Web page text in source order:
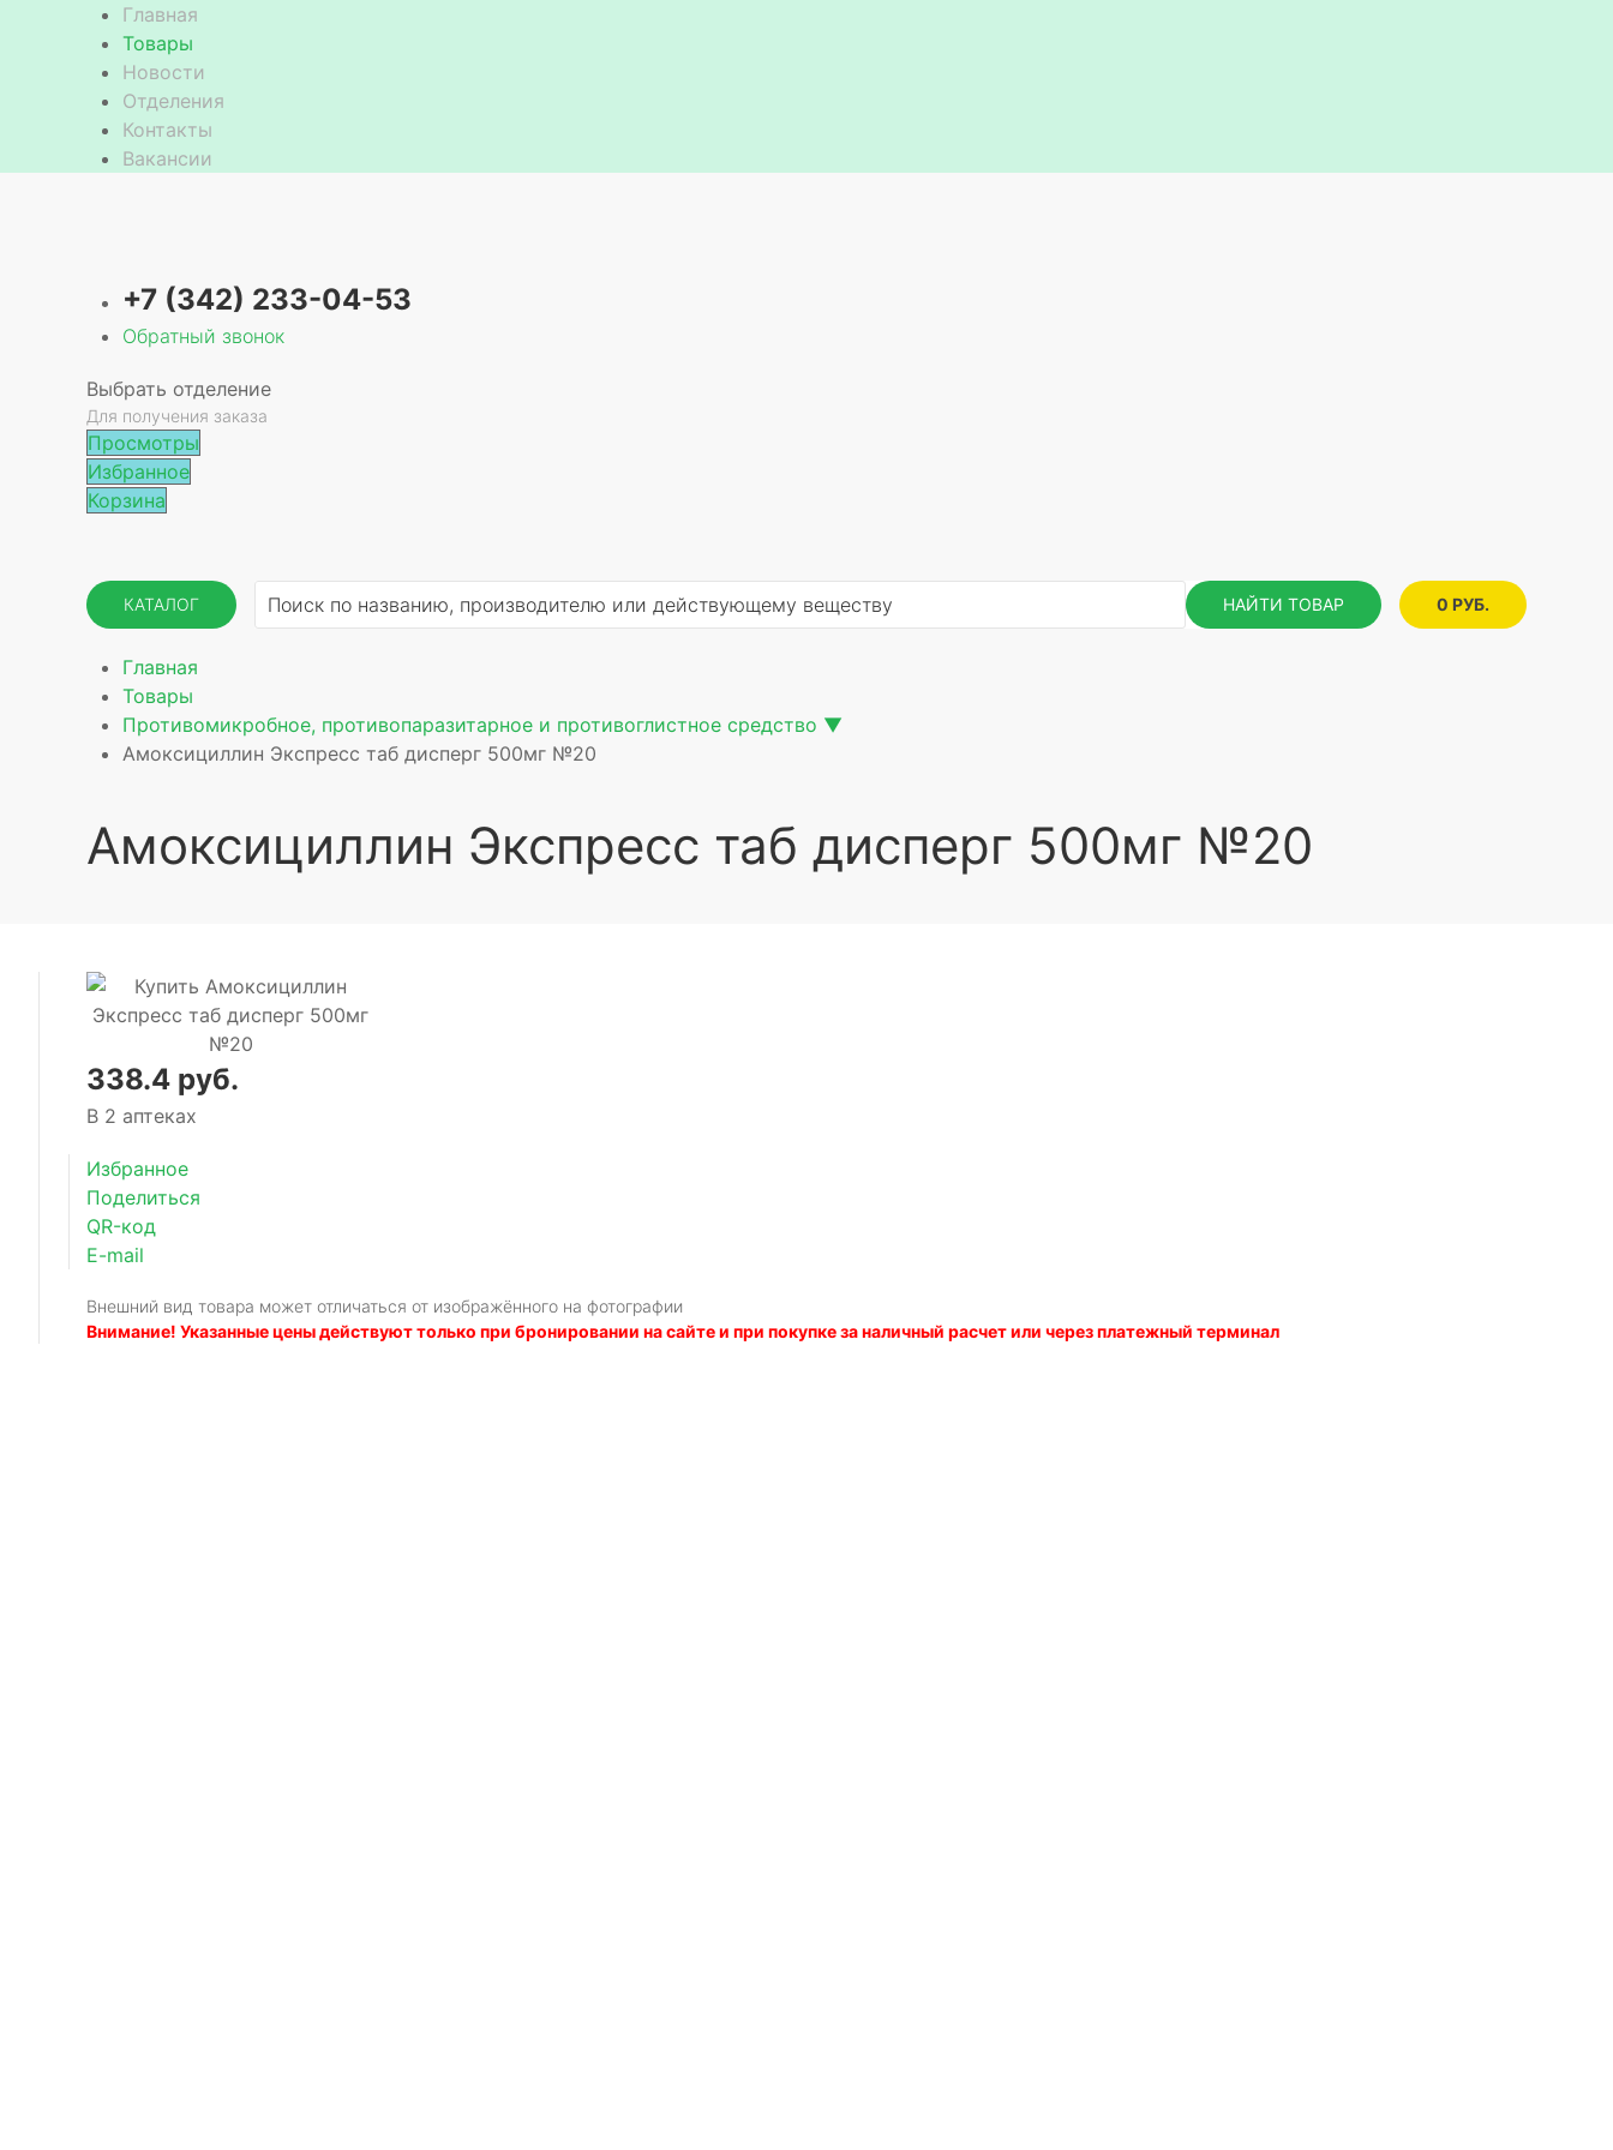
Главная
Товары
Новости
Отделения
Контакты
Вакансии
+7 (342) 233-04-53
Обратный звонок
Выбрать отделение
Для получения заказа
Просмотры
Избранное
Корзина
КАТАЛОГ НАЙТИ ТОВАР 0 РУБ.
Главная
Товары
Противомикробное, противопаразитарное и противоглистное средство ▼
Амоксициллин Экспресс таб дисперг 500мг №20
Амоксициллин Экспресс таб дисперг 500мг №20
338.4 руб.
В 2 аптеках
Избранное
Поделиться
QR-код
E-mail
Внешний вид товара может отличаться от изображённого на фотографии
Внимание! Указанные цены действуют только при бронировании на сайте и при покупке за наличный расчет или через платежный терминал